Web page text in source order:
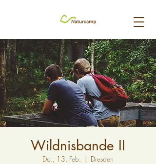
Wildnisbande II
Do., 13. Feb.
  |
Dresden